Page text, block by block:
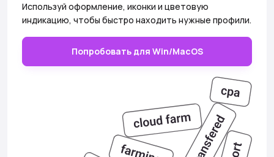
Используй оформление, иконки и цветовую
индикацию, чтобы быстро находить нужные профили.
Попробовать для Win/MacOS